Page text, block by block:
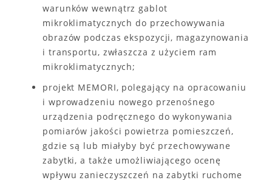
warunków wewnątrz gablot
mikroklimatycznych do przechowywania
obrazów podczas ekspozycji, magazynowania
i transportu, zwłaszcza z użyciem ram
mikroklimatycznych;
projekt MEMORI, polegający na opracowaniu
i wprowadzeniu nowego przenośnego
urządzenia podręcznego do wykonywania
pomiarów jakości powietrza pomieszczeń,
gdzie są lub miałyby być przechowywane
zabytki, a także umożliwiającego ocenę
wpływu zanieczyszczeń na zabytki ruchome